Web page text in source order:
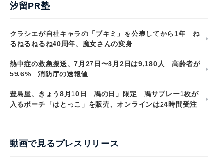
汐留PR塾
クラシエが自社キャラの「ブキミ」を公表してから1年 ね
るねるねるね40周年、魔女さんの変身
熱中症の救急搬送、7月27日〜8月2日は9,180人 高齢者が
59.6% 消防庁の速報値
豊島屋、きょう8月10日「鳩の日」限定 鳩サブレー1枚が
入るポーチ「はとっこ」を販売、オンラインは24時間受注
動画で見るプレスリリース